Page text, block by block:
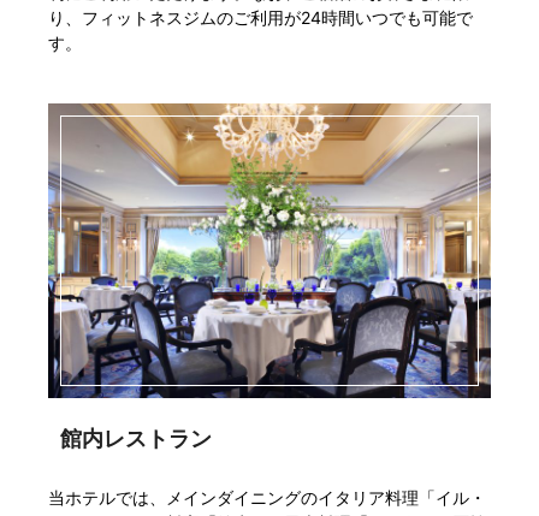
り、フィットネスジムのご利用が24時間いつでも可能で
す。
館内レストラン
当ホテルでは、メインダイニングのイタリア料理「イル・